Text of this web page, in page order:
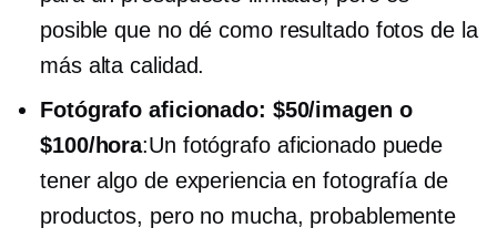
posible que no dé como resultado fotos de la
más alta calidad.
Fotógrafo aficionado: $50/imagen o
$100/hora:Un fotógrafo aficionado puede
tener algo de experiencia en fotografía de
productos, pero no mucha, probablemente